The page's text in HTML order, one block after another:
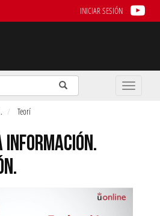
INICIAR SESIÓN
Enviar
Buscar
Toggle
Teorí
INFORMACIÓN.